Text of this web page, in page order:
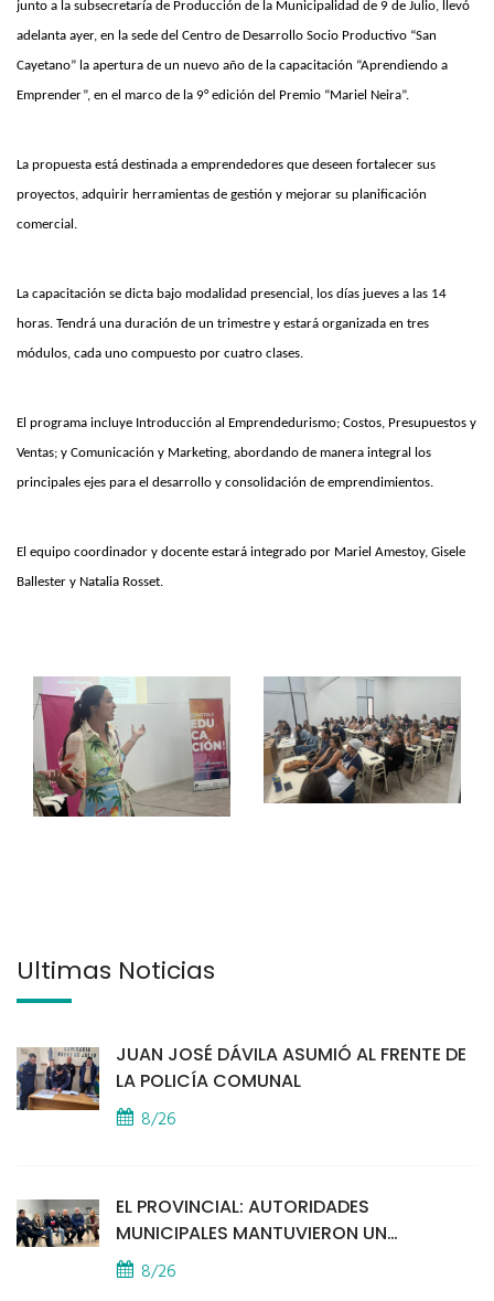
junto a la subsecretaría de Producción de la Municipalidad de 9 de Julio, llevó
adelanta ayer, en la sede del Centro de Desarrollo Socio Productivo “San
Cayetano” la apertura de un nuevo año de la capacitación “Aprendiendo a
Emprender”, en el marco de la 9° edición del Premio “Mariel Neira”.
La propuesta está destinada a emprendedores que deseen fortalecer sus
proyectos, adquirir herramientas de gestión y mejorar su planificación
comercial.
La capacitación se dicta bajo modalidad presencial, los días jueves a las 14
horas. Tendrá una duración de un trimestre y estará organizada en tres
módulos, cada uno compuesto por cuatro clases.
El programa incluye Introducción al Emprendedurismo; Costos, Presupuestos y
Ventas; y Comunicación y Marketing, abordando de manera integral los
principales ejes para el desarrollo y consolidación de emprendimientos.
El equipo coordinador y docente estará integrado por Mariel Amestoy, Gisele
Ballester y Natalia Rosset.
Últimas Noticias
JUAN JOSÉ DÁVILA ASUMIÓ AL FRENTE DE
LA POLICÍA COMUNAL
8/26
EL PROVINCIAL: AUTORIDADES
MUNICIPALES MANTUVIERON UN
ENCUENTRO CON VECINOS POR LA
SEGURIDAD
8/26